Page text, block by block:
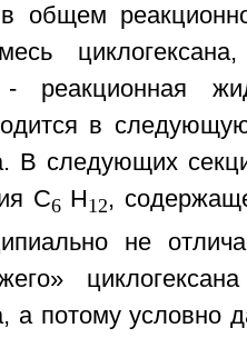
общем
- реакционная
в
В следующих
С6 Н12,
не
а потому условно